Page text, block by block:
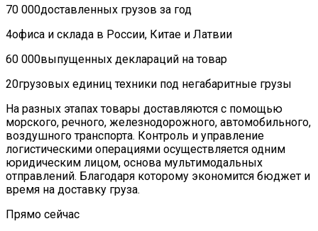
70 000доставленных грузов за год
4офиса и склада в России, Китае и Латвии
60 000выпущенных деклараций на товар
20грузовых единиц техники под негабаритные грузы
На разных этапах товары доставляются с помощью
морского, речного, железнодорожного, автомобильного,
воздушного транспорта. Контроль и управление
логистическими операциями осуществляется одним
юридическим лицом, основа мультимодальных
отправлений. Благодаря которому экономится бюджет и
время на доставку груза.
Прямо сейчас